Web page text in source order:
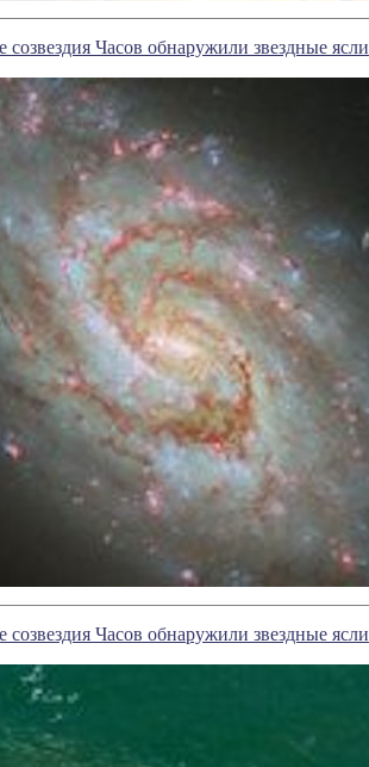
созвездия Часов обнаружили звездные ясли
созвездия Часов обнаружили звездные ясли